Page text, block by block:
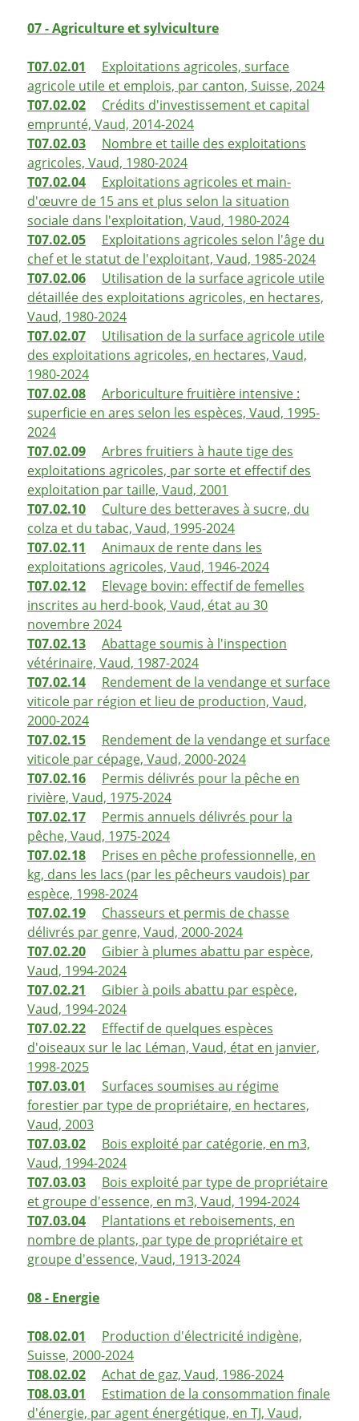
07 - Agriculture et sylviculture
T07.02.01
Exploitations agricoles, surface
agricole utile et emplois, par canton, Suisse, 2024
T07.02.02
Crédits d'investissement et capital
emprunté, Vaud, 2014-2024
T07.02.03
Nombre et taille des exploitations
agricoles, Vaud, 1980-2024
T07.02.04
Exploitations agricoles et main-
d'œuvre de 15 ans et plus selon la situation
sociale dans l'exploitation, Vaud, 1980-2024
T07.02.05
Exploitations agricoles selon l'âge du
chef et le statut de l'exploitant, Vaud, 1985-2024
T07.02.06
Utilisation de la surface agricole utile
détaillée des exploitations agricoles, en hectares,
Vaud, 1980-2024
T07.02.07
Utilisation de la surface agricole utile
des exploitations agricoles, en hectares, Vaud,
1980-2024
T07.02.08
Arboriculture fruitière intensive :
superficie en ares selon les espèces, Vaud, 1995-
2024
T07.02.09
Arbres fruitiers à haute tige des
exploitations agricoles, par sorte et effectif des
exploitation par taille, Vaud, 2001
T07.02.10
Culture des betteraves à sucre, du
colza et du tabac, Vaud, 1995-2024
T07.02.11
Animaux de rente dans les
exploitations agricoles, Vaud, 1946-2024
T07.02.12
Elevage bovin: effectif de femelles
inscrites au herd-book, Vaud, état au 30
novembre 2024
T07.02.13
Abattage soumis à l'inspection
vétérinaire, Vaud, 1987-2024
T07.02.14
Rendement de la vendange et surface
viticole par région et lieu de production, Vaud,
2000-2024
T07.02.15
Rendement de la vendange et surface
viticole par cépage, Vaud, 2000-2024
T07.02.16
Permis délivrés pour la pêche en
rivière, Vaud, 1975-2024
T07.02.17
Permis annuels délivrés pour la
pêche, Vaud, 1975-2024
T07.02.18
Prises en pêche professionnelle, en
kg, dans les lacs (par les pêcheurs vaudois) par
espèce, 1998-2024
T07.02.19
Chasseurs et permis de chasse
délivrés par genre, Vaud, 2000-2024
T07.02.20
Gibier à plumes abattu par espèce,
Vaud, 1994-2024
T07.02.21
Gibier à poils abattu par espèce,
Vaud, 1994-2024
T07.02.22
Effectif de quelques espèces
d'oiseaux sur le lac Léman, Vaud, état en janvier,
1998-2025
T07.03.01
Surfaces soumises au régime
forestier par type de propriétaire, en hectares,
Vaud, 2003
T07.03.02
Bois exploité par catégorie, en m3,
Vaud, 1994-2024
T07.03.03
Bois exploité par type de propriétaire
et groupe d'essence, en m3, Vaud, 1994-2024
T07.03.04
Plantations et reboisements, en
nombre de plants, par type de propriétaire et
groupe d'essence, Vaud, 1913-2024
08 - Energie
T08.02.01
Production d'électricité indigène,
Suisse, 2000-2024
T08.02.02
Achat de gaz, Vaud, 1986-2024
T08.03.01
Estimation de la consommation finale
d'énergie, par agent énergétique, en TJ, Vaud,